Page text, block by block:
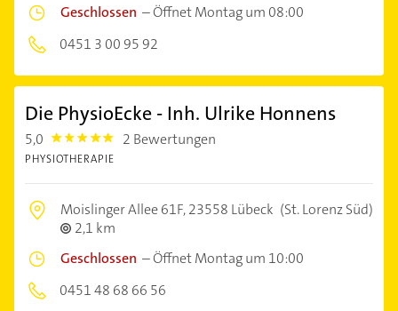
Geschlossen –Öffnet Montag um 08:00
0451 3 00 95 92
Die PhysioEcke - Inh. Ulrike Honnens
5,0 5.0 2 Bewertungen
PHYSIOTHERAPIE
Moislinger Allee 61F,23558 Lübeck (St. Lorenz Süd)
2,1 km
Geschlossen –Öffnet Montag um 10:00
0451 48 68 66 56